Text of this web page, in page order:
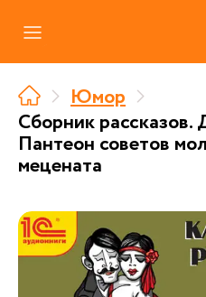
Где купить
Про аудиокниги
Партнерам
Юмор
Сборник рассказов.
Пантеон советов
мецената